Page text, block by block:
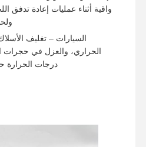
واقية أثناء عمليات إعادة تدفق
السيارات – تغليف الأسلاك
الحراري، والعزل في حجرات
درجات الحرارة